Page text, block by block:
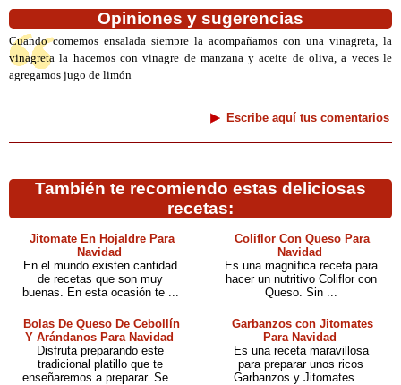
Opiniones y sugerencias
Cuando comemos ensalada siempre la acompañamos con una vinagreta, la
vinagreta la hacemos con vinagre de manzana y aceite de oliva, a veces le
agregamos jugo de limón
Escribe aquí tus comentarios
También te recomiendo estas deliciosas
recetas:
Jitomate En Hojaldre Para
Navidad
En el mundo existen cantidad
de recetas que son muy
buenas. En esta ocasión te ...
Coliflor Con Queso Para
Navidad
Es una magnífica receta para
hacer un nutritivo Coliflor con
Queso. Sin ...
Bolas De Queso De Cebollín
Y Arándanos Para Navidad
Disfruta preparando este
tradicional platillo que te
enseñaremos a preparar. Se...
Garbanzos con Jitomates
Para Navidad
Es una receta maravillosa
para preparar unos ricos
Garbanzos y Jitomates....